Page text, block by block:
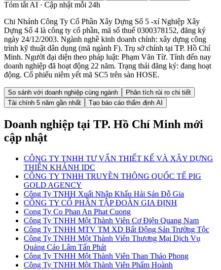
Tóm tắt AI · Cập nhật mỗi 24h
Chi Nhánh Công Ty Cổ Phần Xây Dựng Số 5 -xí Nghiệp Xây
Dựng Số 4 là công ty cổ phần, mã số thuế 0300378152, đăng ký
ngày 24/12/2003. Ngành nghề kinh doanh chính: xây dựng công
trình kỹ thuật dân dụng (mã ngành F). Trụ sở chính tại TP. Hồ Chí
Minh. Người đại diện theo pháp luật: Phạm Văn Từ. Tính đến nay
doanh nghiệp đã hoạt động 22 năm. Trạng thái đăng ký: đang hoạt
động. Cổ phiếu niêm yết mã SC5 trên sàn HOSE.
So sánh với doanh nghiệp cùng ngành
Phân tích rủi ro chi tiết
Tài chính 5 năm gần nhất
Tạo báo cáo thẩm định AI
Doanh nghiệp tại TP. Hồ Chí Minh mới
cập nhật
CÔNG TY TNHH TƯ VẤN THIẾT KẾ VÀ XÂY DỰNG
THIÊN KHÁNH IDC
CÔNG TY TNHH TRUYỀN THÔNG QUỐC TẾ PIG
GOLD AGENCY
Công Ty TNHH Xuất Nhập Khẩu Hải Sản Đỗ Gia
CÔNG TY CỔ PHẦN TẬP ĐOÀN GIA ĐỊNH
Cong Ty Co Phan An Phat Cuong
Công Ty TNHH Một Thành Viên Cơ Điện Quang Nam
Công Ty TNHH MTV TM XD Bất Động Sản Trường Tộc
Công Ty TNHH Một Thành Viên Thương Mại Dịch Vụ
Quảng Cáo Lâm Tấn Phát
Công Ty TNHH Một Thành Viên Than Thảo Phong
Công Ty TNHH Một Thành Viên Phẩm Hoành